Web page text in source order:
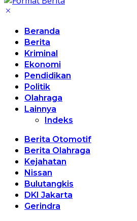
Beranda
Berita
Kriminal
Ekonomi
Pendidikan
Politik
Olahraga
Lainnya
Indeks
Berita Otomotif
Berita Olahraga
Kejahatan
Nissan
Bulutangkis
DKI Jakarta
Gerindra